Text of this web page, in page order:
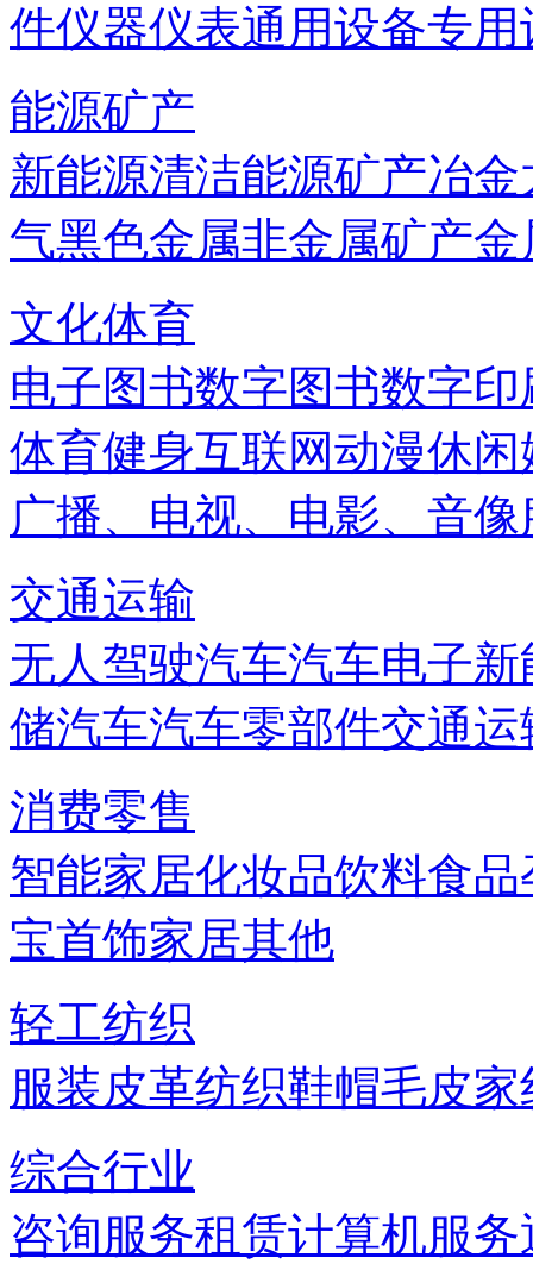
件仪器仪表通用设备专用
能源矿产
新能源清洁能源矿产冶金
气黑色金属非金属矿产金
文化体育
电子图书数字图书数字印
体育健身互联网动漫休闲
广播、电视、电影、音像
交通运输
无人驾驶汽车汽车电子新
储汽车汽车零部件交通
消费零售
智能家居化妆品饮料食品
宝首饰家居其他
轻工纺织
服装皮革纺织鞋帽毛皮家
综合行业
咨询服务租赁计算机服务